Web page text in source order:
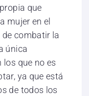
que
mujer en el
combatir la
única
que no es
ya que está
de todos los